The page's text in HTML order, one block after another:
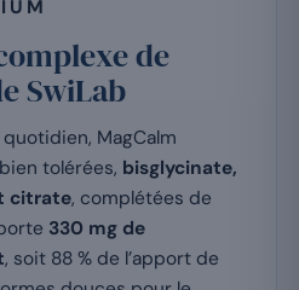
de
SwiLab
MagCalm
tolérées, bisglycinate,
citrate, complétées de
330 mg de
, soit 88 % de l’apport de